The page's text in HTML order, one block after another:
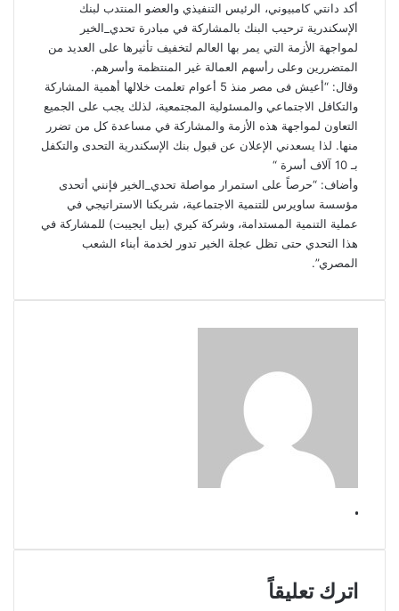
‏‎أكد دانتي كامبيوني، الرئيس التنفيذي والعضو المنتدب لبنك
الإسكندرية ترحيب البنك بالمشاركة في مبادرة تحدي_الخير
لمواجهة الأزمة التي يمر بها العالم لتخفيف تأثيرها على العديد من
المتضررين وعلى رأسهم العمالة غير المنتظمة وأسرهم.
وقال: “أعيش فى مصر منذ 5 أعوام تعلمت خلالها أهمية المشاركة
والتكافل الاجتماعي والمسئولية المجتمعية، لذلك يجب على الجميع
التعاون لمواجهة هذه الأزمة والمشاركة في مساعدة كل من تضرر
منها. لذا يسعدني الإعلان عن قبول بنك الإسكندرية التحدى والتكفل
بـ 10 آلاف أسرة “
‎وأضاف: “حرصاً على استمرار مواصلة تحدي_الخير فإنني أتحدى
مؤسسة ساويرس للتنمية الاجتماعية، شريكنا الاستراتيجي في
عملية التنمية المستدامة، وشركة كيري (بيل ايجيبت) للمشاركة في
هذا التحدي حتى تظل عجلة الخير تدور لخدمة أبناء الشعب
المصري”.
.
اترك تعليقاً